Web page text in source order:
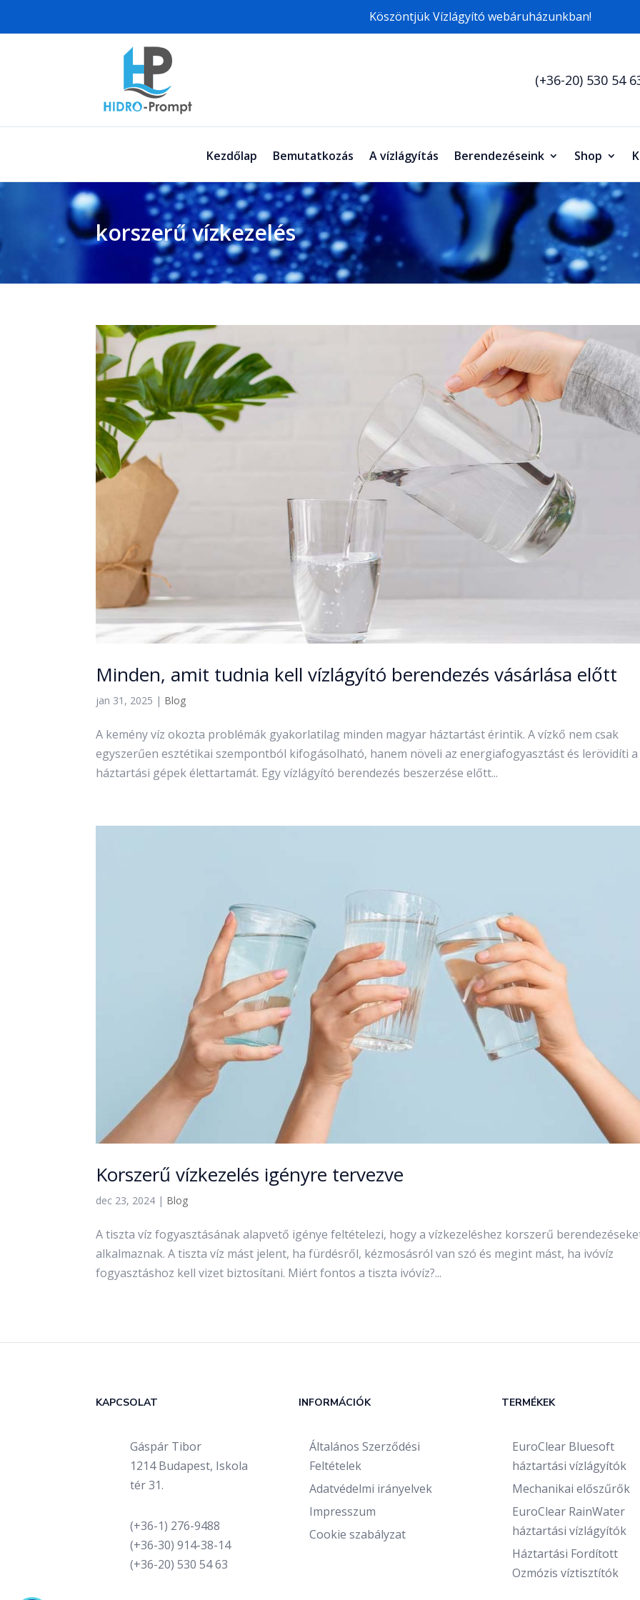
Köszöntjük Vízlágyító webáruházunkban!
(+36-20) 530 54
Kezdőlap Bemutatkozás A vízlágyítás Berendezéseink Shop
korszerű vízkezelés
Minden, amit tudnia kell vízlágyító berendezés vásárlása előtt
jan 31, 2025 | Blog
A kemény víz okozta problémák gyakorlatilag minden magyar háztartást érintik. A vízkő nem csak
egyszerűen esztétikai szempontból kifogásolható, hanem növeli az energiafogyasztást és lerövidíti a
háztartási gépek élettartamát. Egy vízlágyító berendezés beszerzése előtt...
Korszerű vízkezelés igényre tervezve
dec 23, 2024 | Blog
A tiszta víz fogyasztásának alapvető igénye feltételezi, hogy a vízkezeléshez korszerű
alkalmaznak. A tiszta víz mást jelent, ha fürdésről, kézmosásról van szó és megint mást, ha ivóvíz
fogyasztáshoz kell vizet biztosítani. Miért fontos a tiszta ivóvíz?...
KAPCSOLAT
Gáspár Tibor
1214 Budapest, Iskola
tér 31.
(+36-1) 276-9488
(+36-30) 914-38-14
(+36-20) 530 54 63
INFORMÁCIÓK
Általános Szerződési
Feltételek
Adatvédelmi irányelvek
Impresszum
Cookie szabályzat
TERMÉKEK
EuroClear Bluesoft
háztartási vízlágyítók
Mechanikai előszűrők
EuroClear RainWater
háztartási vízlágyítók
Háztartási Fordított
Ozmózis víztisztítók